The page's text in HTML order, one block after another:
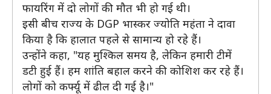
फायरिंग में दो लोगों की मौत भी हो गई थी।
इसी बीच राज्य के DGP भास्कर ज्योति महंता ने दावा
किया है कि हालात पहले से सामान्य हो रहे हैं।
उन्होंने कहा, "यह मुश्किल समय है, लेकिन हमारी टीमें
डटी हुई हैं। हम शांति बहाल करने की कोशिश कर रहे हैं।
लोगों को कर्फ्यू में ढील दी गई है।"